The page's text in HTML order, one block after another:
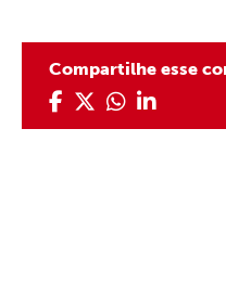
Compartilhe esse